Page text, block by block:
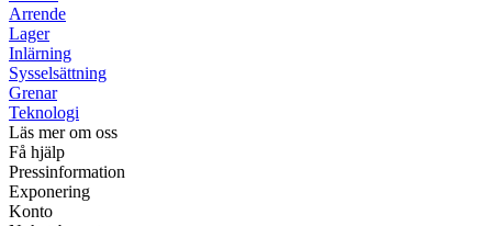
Arrende
Lager
Inlärning
Sysselsättning
Grenar
Teknologi
Läs mer om oss
Få hjälp
Pressinformation
Exponering
Konto